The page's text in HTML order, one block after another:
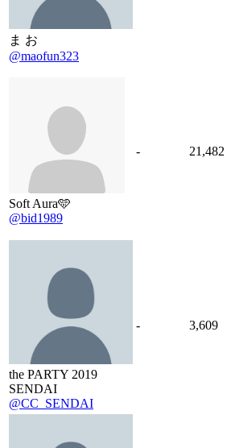
ま お
@maofun323
Soft Aura🩵
@bid1989
- 21,482
the PARTY 2019
SENDAI
@CC_SENDAI
- 3,609